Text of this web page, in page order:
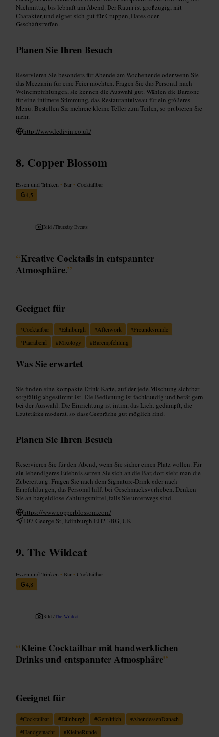
Nachmittag bis lebhaft am Abend. Der Raum ist großzügig, mit
Charakter, und eignet sich gut für Gruppen, Dates oder
Geschäftstreffen.
Planen Sie Ihren Besuch
Reservieren Sie besonders für Abende am Wochenende oder wenn Sie
das Mezzanin für eine Feier möchten. Fragen Sie das Personal nach
Weinempfehlungen, sie kennen die Auswahl gut. Wählen die Barzone
für eine intimere Stimmung, das Restaurantniveau für ein größeres
Menü. Bestellen Sie mehrere kleine Teller zum Teilen, so probieren Sie
mehr.
http://www.ledivin.co.uk/
Copper Blossom
Essen und Trinken • Bar •Cocktailbar
4,5
Bild /Thursday Events
“Kreative Cocktails in entspannter
Atmosphäre.”
Geeignet für
#Cocktailbar #Edinburgh #Afterwork #Freundesrunde
#Paarabend #Mixology #Barempfehlung
Was Sie erwartet
Sie finden eine kompakte Drink-Karte, auf der jede Mischung sichtbar
sorgfältig abgestimmt ist. Die Bedienung ist fachkundig und berät gern
bei der Auswahl. Die Einrichtung ist intim, das Licht gedämpft, die
Lautstärke moderat, so dass Gespräche gut möglich sind.
Planen Sie Ihren Besuch
Reservieren Sie für den Abend, wenn Sie sicher einen Platz wollen. Für
ein lebendigeres Erlebnis setzen Sie sich an die Bar, dort sieht man die
Zubereitung. Fragen Sie nach dem Signature-Drink oder nach
Empfehlungen, das Personal hilft bei Geschmacksvorlieben. Denken
Sie an bargeldlose Zahlungsmittel, falls Sie unterwegs sind.
https://www.copperblossom.com/
107 George St, Edinburgh EH2 3BG, UK
The Wildcat
Essen und Trinken • Bar •Cocktailbar
4,8
Bild /The Wildcat
“Kleine Cocktailbar mit handwerklichen
Drinks und entspannter Atmosphäre”
Geeignet für
#Cocktailbar #Edinburgh #Gemütlich #AbendessenDanach
#Handgemacht #KleineRunde